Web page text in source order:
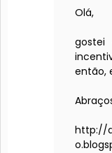
Olá,
gostei
então,
http://